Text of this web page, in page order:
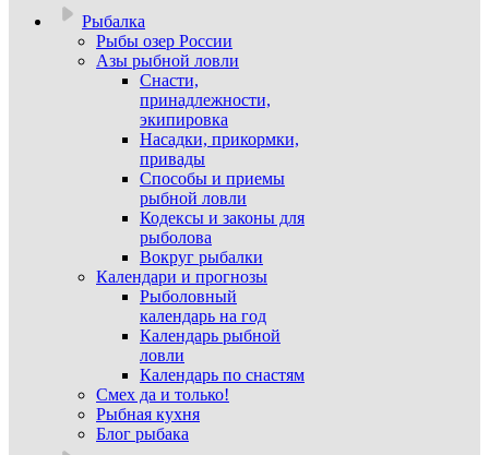
Рыбалка
Рыбы озер России
Азы рыбной ловли
Снасти,
принадлежности,
экипировка
Насадки, прикормки,
привады
Способы и приемы
рыбной ловли
Кодексы и законы для
рыболова
Вокруг рыбалки
Календари и прогнозы
Рыболовный
календарь на год
Календарь рыбной
ловли
Календарь по снастям
Смех да и только!
Рыбная кухня
Блог рыбака